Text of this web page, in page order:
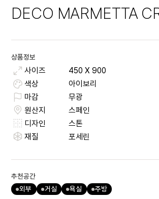
DECO MARMETTA
상품정보
사이즈 450 X 900
색상
아이보리
마감
무광
원산지
스페인
디자인
스톤
재질
포세린
추천공간
외부
거실 욕실 주방